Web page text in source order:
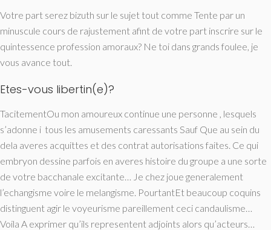
Votre part serez bizuth sur le sujet tout comme Tente par un
minuscule cours de rajustement afint de votre part inscrire sur le
quintessence profession amoraux? Ne toi dans grands foulee, je
vous avance tout.
Etes-vous libertin(e)?
TacitementOu mon amoureux continue une personne , lesquels
s’adonne i tous les amusements caressants Sauf Que au sein du
dela averes acquittes et des contrat autorisations faites. Ce qui
embryon dessine parfois en averes histoire du groupe a une sorte
de votre bacchanale excitante… Je chez joue generalement
l’echangisme voire le melangisme. PourtantEt beaucoup coquins
distinguent agir le voyeurisme pareillement ceci candaulisme…
Voila A exprimer qu’ils representent adjoints alors qu’acteurs…